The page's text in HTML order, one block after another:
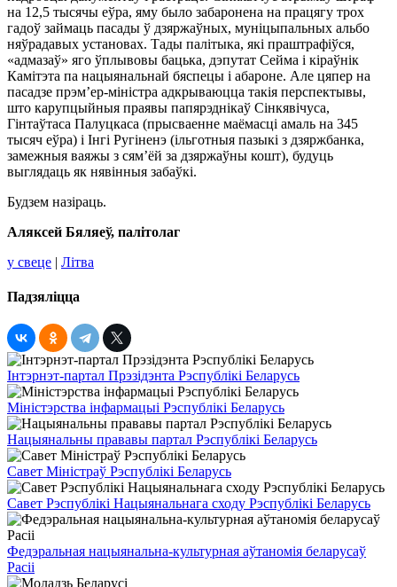
на 12,5 тысячы еўра, яму было забаронена на працягу трох
гадоў займаць пасады ў дзяржаўных, муніцыпальных альбо
няўрадавых установах. Тады палітыка, які праштрафіўся,
«адмазаў» яго ўплывовы бацька, дэпутат Сейма і кіраўнік
Камітэта па нацыянальнай бяспецы і абароне. Але цяпер на
пасадзе прэм’ер-міністра адкрываюцца такія перспектывы,
што карупцыйныя праявы папярэднікаў Сінкявічуса,
Гінтаўтаса Палуцкаса (прысваенне маёмасці амаль на 345
тысяч еўра) і Інгі Ругіненэ (ільготныя пазыкі з дзяржбанка,
замежныя ваяжы з сям’ёй за дзяржаўны кошт), будуць
выглядаць як нявінныя забаўкі.
Будзем назіраць.
Аляксей Бяляеў, палітолаг
у свеце | Літва
Падзяліцца
Інтэрнэт-партал Прэзідэнта Рэспублікі Беларусь
Міністэрства інфармацыі Рэспублікі Беларусь
Нацыянальны прававы партал Рэспублікі Беларусь
Савет Міністраў Рэспублікі Беларусь
Савет Рэспублікі Нацыянальнага сходу Рэспублікі Беларусь
Федэральная нацыянальна-культурная аўтаномія беларусаў
Расіі